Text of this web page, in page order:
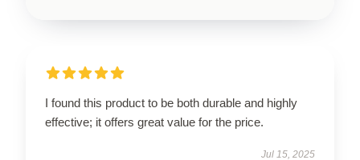
I found this product to be both durable and highly
effective; it offers great value for the price.
Jul 15, 2025